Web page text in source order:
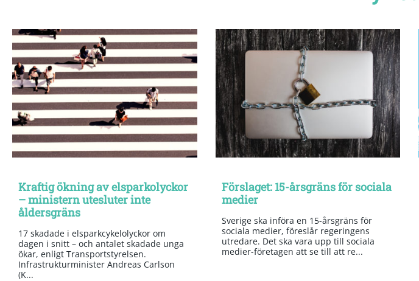
Kraftig ökning av elsparkolyckor
– ministern utesluter inte
åldersgräns
17 skadade i elsparkcykelolyckor om
dagen i snitt – och antalet skadade unga
ökar, enligt Transportstyrelsen.
Infrastrukturminister Andreas Carlson
(K...
Förslaget: 15-årsgräns för sociala
medier
Sverige ska införa en 15-årsgräns för
sociala medier, föreslår regeringens
utredare. Det ska vara upp till sociala
medier-företagen att se till att re...